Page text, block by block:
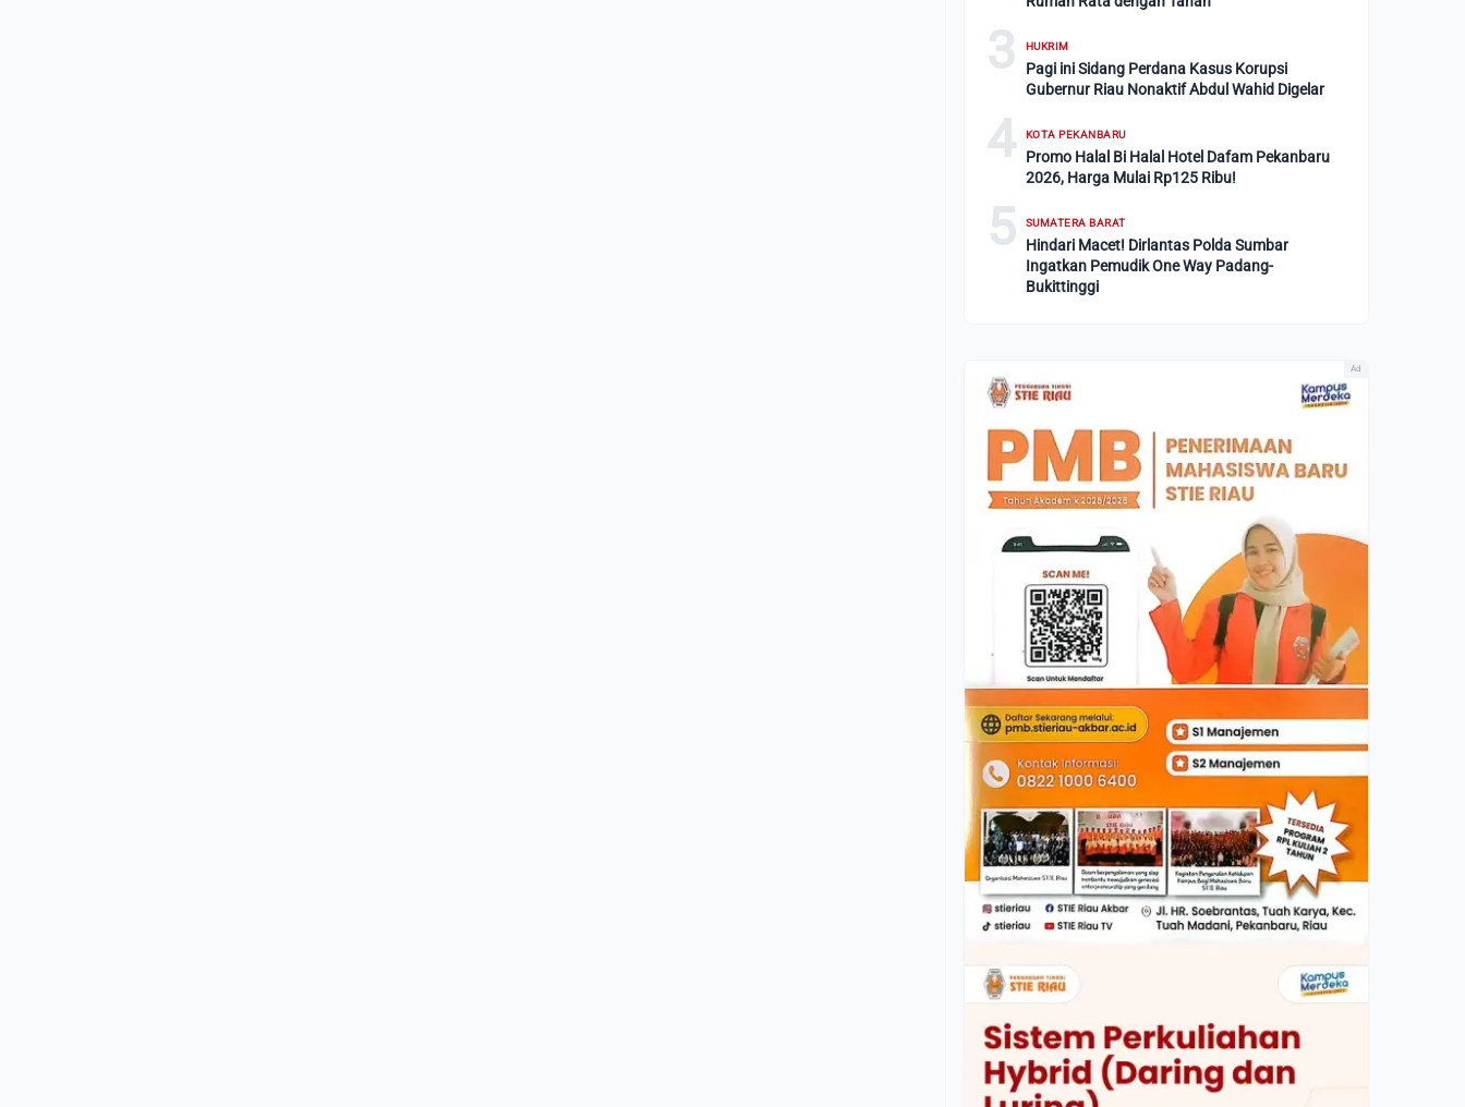
3 HUKRIM
Pagi ini Sidang Perdana Kasus Korupsi
Gubernur Riau Nonaktif Abdul Wahid Digelar
4 KOTA PEKANBARU
Promo Halal Bi Halal Hotel Dafam Pekanbaru
2026, Harga Mulai Rp125 Ribu!
5 SUMATERA BARAT
Hindari Macet! Dirlantas Polda Sumbar
Ingatkan Pemudik One Way Padang-
Bukittinggi
Ad